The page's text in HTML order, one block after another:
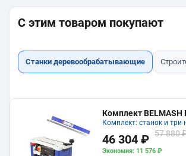
С этим товаром покупают
Станки деревообрабатывающие
Комплект BELMASH
Комплект: станок и три
46 304 ₽ 57 880
Экономия: 11 576 ₽